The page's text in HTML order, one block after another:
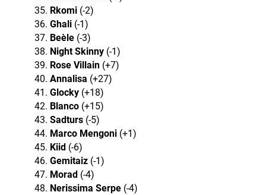
Rkomi(-2)
Ghali(-1)
Beèle(-3)
Night Skinny (-1)
Rose Villain(+7)
Annalisa (+27)
Glocky(+18)
Blanco(+15)
Sadturs(-5)
Marco Mengoni(+1)
Kiid (-6)
Gemitaiz(-1)
Morad (-4)
Nerissima Serpe(-4)